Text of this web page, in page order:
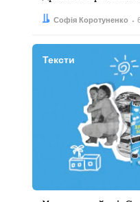
Автор:
Софія Коротуненко
Дата:
Тексти